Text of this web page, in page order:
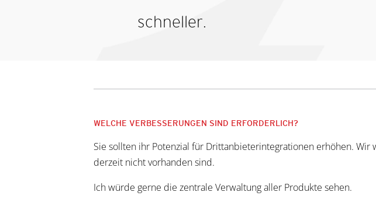
schneller.
WELCHE VERBESSERUNGEN SIND ERFORDERLICH?
Sie sollten ihr Potenzial für Drittanbieterintegrationen erhöhen.
derzeit nicht vorhanden sind.
Ich würde gerne die zentrale Verwaltung aller Produkte sehen.